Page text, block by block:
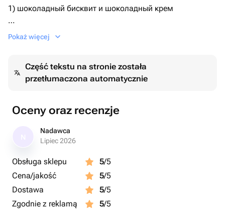
1) шоколадный бисквит и шоколадный крем
2) ванильный бисквит, ванильный крем.
Необходимый Вариант можно указать комментарием
Дизайн также можно обговорить после оформления
Pokaż więcej
Część tekstu na stronie została
przetłumaczona automatycznie
Oceny oraz recenzje
Nadawca
Lipiec 2026
Obsługa sklepu 5/5
Cena/jakość
5/5
Dostawa
5/5
Zgodnie z reklamą
5/5